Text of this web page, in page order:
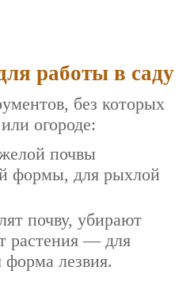
работы в саду
без которых
огороде:
почвы
формы, для рыхлой
почву, убирают
растения — для
форма лезвия.